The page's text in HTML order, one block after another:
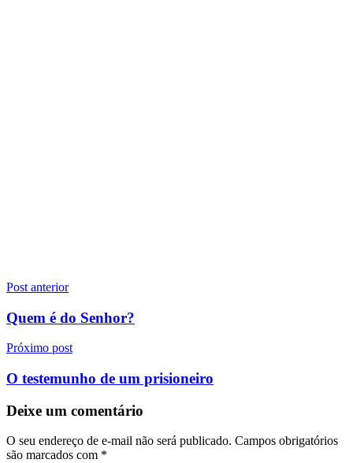
Navegação
de
Post
Post anterior
Quem é do Senhor?
Próximo post
O testemunho de um prisioneiro
Deixe um comentário
O seu endereço de e-mail não será publicado. Campos obrigatórios
são marcados com *